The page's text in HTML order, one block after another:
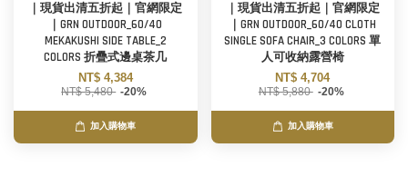
｜現貨出清五折起｜官網限定
｜GRN OUTDOOR_60/40
MEKAKUSHI SIDE TABLE_2
COLORS 折疊式邊桌茶几
NT$ 4,384
NT$ 5,480 -20%
加入購物車
｜現貨出清五折起｜官網限定
｜GRN OUTDOOR_60/40 CLOTH
SINGLE SOFA CHAIR_3 COLORS 單
人可收納露營椅
NT$ 4,704
NT$ 5,880 -20%
加入購物車